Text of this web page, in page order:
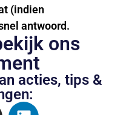
(indien
antwoord.
ons
acties, tips &